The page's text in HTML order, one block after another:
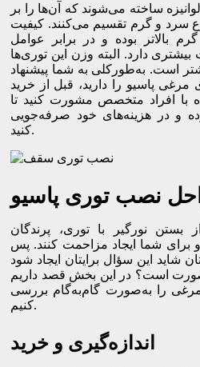
ساخته می‌شوند که آن‌ها را بر
و گرم تقسیم می‌کنند. کیفیت
بالاتر بوده و در برابر عوامل
دارد. البته وزن این توری‌ها
است. به‌طورکلی به شما پیشنهاد
پاسیو را دارید، قبل از خرید
با افراد متخصص مشورت کنید تا
و در هزینه‌های خود صرفه‌جویی
کنید.
نصب توری پاسیو
نورگیر با توری، پرندگان
و برای شما ایجاد مزاحمت کنند. پس
شاید این سؤال برایتان ایجاد شود
است؟ در این بخش قصد داریم
مرغی را به‌صورت گام‌به‌گام بررسی
کنیم.
اندازه‌گیری و خرید